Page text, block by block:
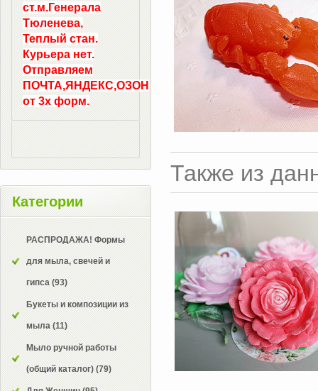
Также из
ст.м.Генерала
Тюленева,
Теплый стан.
Курьера нет.
Отправляем
ПОЧТА,ЯНДЕКС,ОЗОН
от 3х форм.
Категории
РАСПРОДАЖА! Формы
для мыла, свечей и
гипса (93)
Букеты и композиции из
мыла (11)
Мыло ручной работы
(общий каталог) (79)